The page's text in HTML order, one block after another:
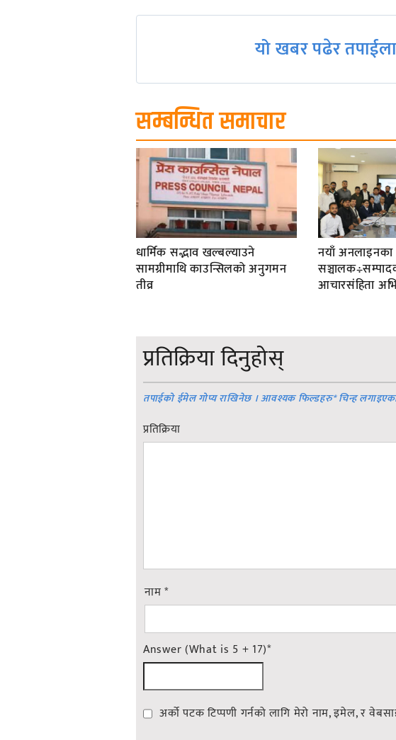
navigation
यो खबर पढेर
सम्बन्धित समाचार
धार्मिक सद्भाव खल्बल्याउने
सामग्रीमाथि काउन्सिलको अनुगमन
तीव्र
नयाँ अनलाइनका
आचारसंहिता
प्रतिक्रिया दिनुहोस्
तपाईको ईमेल गोप्य राखिनेछ । आवश्यक फिल्डहरु*चिन्ह
प्रतिक्रिया
नाम*
Answer (What is 5 + 17)*
अर्को पटक टिप्पणी गर्नको लागि मेरो नाम, इमेल, र